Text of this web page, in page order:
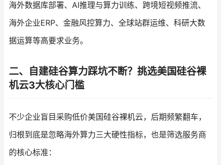
海外数据库部署、AI推理与算力训练、跨境短视频推流、
海外企业ERP、金融风控算力、全球站群运维、科研大数
据运算等高要求业务。
二、自建硅谷算力踩坑不断？挑选美国硅谷裸
机云3大核心门槛
不少企业盲目采购低价美国硅谷裸机云，后期频繁翻车，
归根到底是忽略海外算力三大硬性指标，也是筛选服务商
的核心标准：